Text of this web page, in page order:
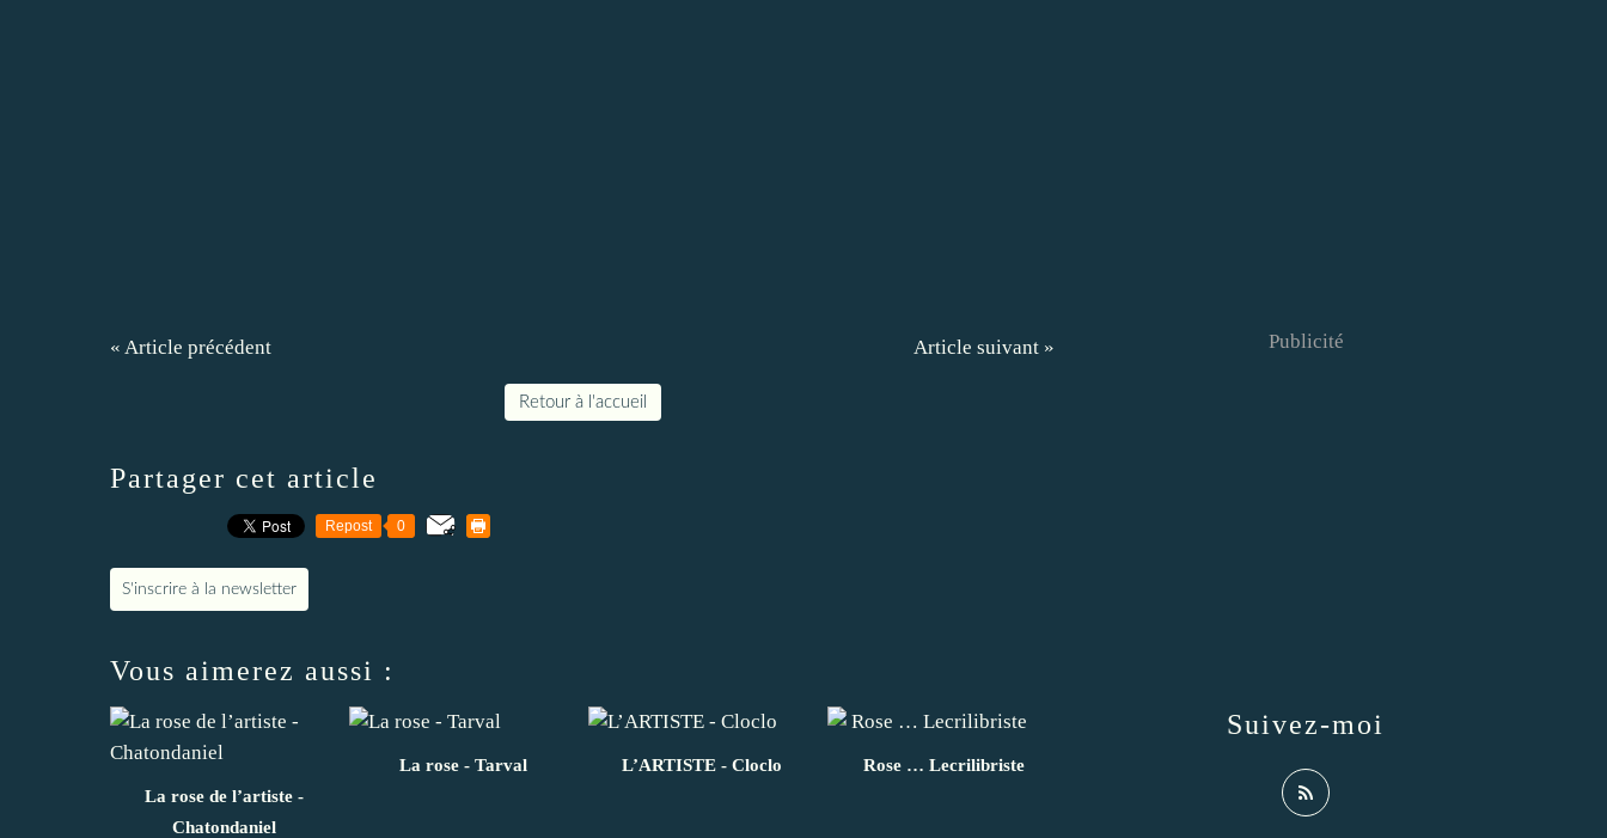
« Article précédent Article suivant »
Retour à l'accueil
Partager cet article
Repost 0
S'inscrire à la newsletter
Vous aimerez aussi :
La rose de l’artiste -
Chatondaniel
La rose - Tarval L’ARTISTE - Cloclo Rose … Lecrilibriste
Suivez-moi
Publicité